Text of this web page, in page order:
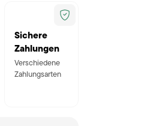
Sichere
Zahlungen
Verschiedene
Zahlungsarten